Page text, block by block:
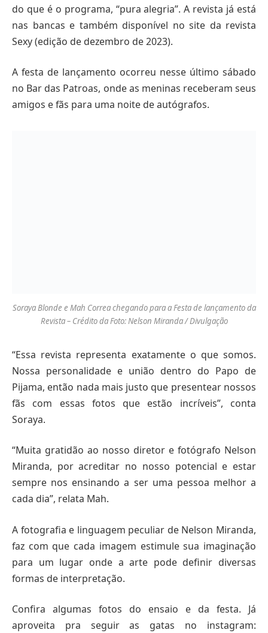
do que é o programa, “pura alegria”. A revista já está
nas bancas e também disponível no site da revista
Sexy (edição de dezembro de 2023).
A festa de lançamento ocorreu nesse último sábado
no Bar das Patroas, onde as meninas receberam seus
amigos e fãs para uma noite de autógrafos.
Soraya Blonde e Mah Correa chegando para a Festa de lançamento da
Revista – Crédito da Foto: Nelson Miranda / Divulgação
“Essa revista representa exatamente o que somos.
Nossa personalidade e união dentro do Papo de
Pijama, então nada mais justo que presentear nossos
fãs com essas fotos que estão incríveis”, conta
Soraya.
“Muita gratidão ao nosso diretor e fotógrafo Nelson
Miranda, por acreditar no nosso potencial e estar
sempre nos ensinando a ser uma pessoa melhor a
cada dia”, relata Mah.
A fotografia e linguagem peculiar de Nelson Miranda,
faz com que cada imagem estimule sua imaginação
para um lugar onde a arte pode definir diversas
formas de interpretação.
Confira algumas fotos do ensaio e da festa. Já
aproveita pra seguir as gatas no instagram: